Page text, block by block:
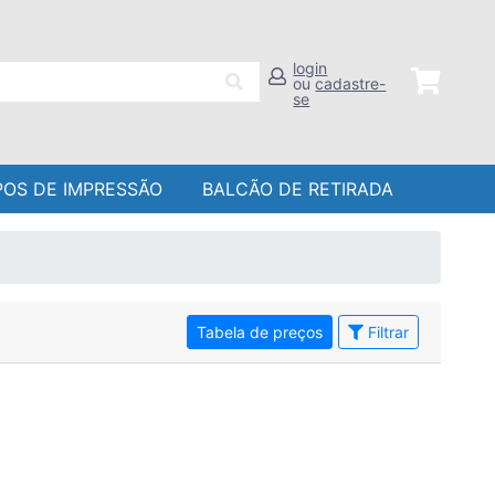
login
oucadastre-
se
DE IMPRESSÃO BALCÃO DE RETIRADA
Tabela de preços Filtrar